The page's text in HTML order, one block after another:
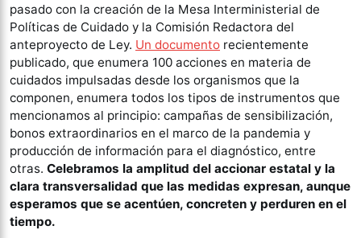
pasado con la creación de la Mesa Interministerial de
Políticas de Cuidado y la Comisión Redactora del
anteproyecto de Ley. Un documento recientemente
publicado, que enumera 100 acciones en materia de
cuidados impulsadas desde los organismos que la
componen, enumera todos los tipos de instrumentos que
mencionamos al principio: campañas de sensibilización,
bonos extraordinarios en el marco de la pandemia y
producción de información para el diagnóstico, entre
otras. Celebramos la amplitud del accionar estatal y la
clara transversalidad que las medidas expresan, aunque
esperamos que se acentúen, concreten y perduren en el
tiempo.